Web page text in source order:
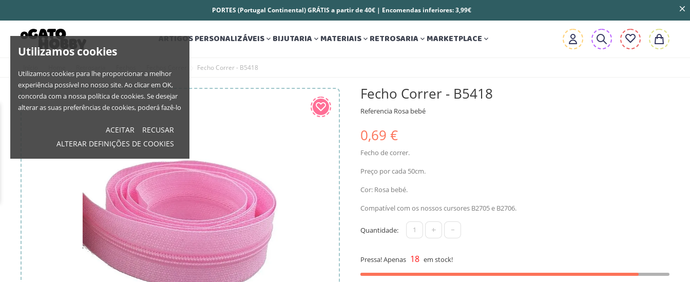
Utilizamos cookies
Utilizamos cookies para lhe proporcionar a melhor
experiência possível no nosso site. Ao clicar em OK,
concorda com a nossa política de cookies. Se desejar
alterar as suas preferências de cookies, poderá fazê-lo
ACEITAR
RECUSAR
ALTERAR DEFINIÇÕES DE COOKIES
PORTES (Portugal Continental) GRÁTIS a partir de 40€ | Encomendas inferiores: 3,99€
ARTIGOS PERSONALIZÁVEIS BIJUTARIA MATERIAIS RETROSARIA MARKETPLACE 
Fecho Correr - B5418
Fecho Correr - B5418
Referencia Rosa bebé
0,69 €
Fecho de correr.
Preço por cada 50cm.
Cor: Rosa bebé.
Compatível com os nossos cursores B2705 e B2706.
Quantidade: + -
Pressa! Apenas 18 em stock!